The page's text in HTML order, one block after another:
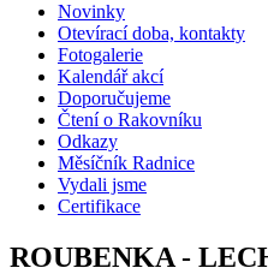
Novinky
Otevírací doba, kontakty
Fotogalerie
Kalendář akcí
Doporučujeme
Čtení o Rakovníku
Odkazy
Měsíčník Radnice
Vydali jsme
Certifikace
ROUBENKA -